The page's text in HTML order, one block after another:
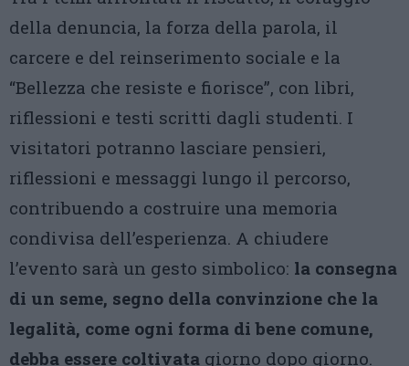
della denuncia, la forza della parola, il
carcere e del reinserimento sociale e la
“Bellezza che resiste e fiorisce”, con libri,
riflessioni e testi scritti dagli studenti. I
visitatori potranno lasciare pensieri,
riflessioni e messaggi lungo il percorso,
contribuendo a costruire una memoria
condivisa dell’esperienza. A chiudere
l’evento sarà un gesto simbolico: la consegna
di un seme, segno della convinzione che la
legalità, come ogni forma di bene comune,
debba essere coltivata giorno dopo giorno.